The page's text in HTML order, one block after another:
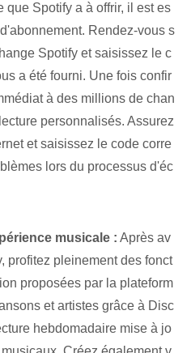
que Spotify a à offrir, il est es
Rendez-vous s
Spotify et saisissez le c
a été fourni. Une fois confir
à des millions de chan
personnalisés. Assurez
et saisissez le code corre
lors du processus d'éc
musicale : Après av
profitez pleinement des fonct
proposées par la plateform
et artistes grâce à Disc
hebdomadaire mise à jo